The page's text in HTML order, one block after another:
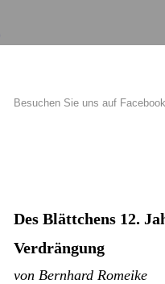
Besuchen Sie uns auf Facebook
Des Blättchens 12.
Verdrängung
von Bernhard Romeike